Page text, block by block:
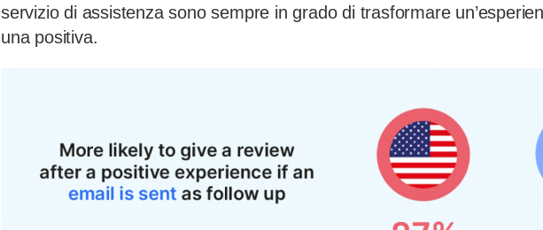
servizio di assistenza sono sempre in grado di trasformare
una positiva.